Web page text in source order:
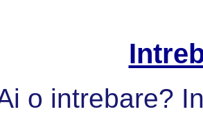
o intrebare?